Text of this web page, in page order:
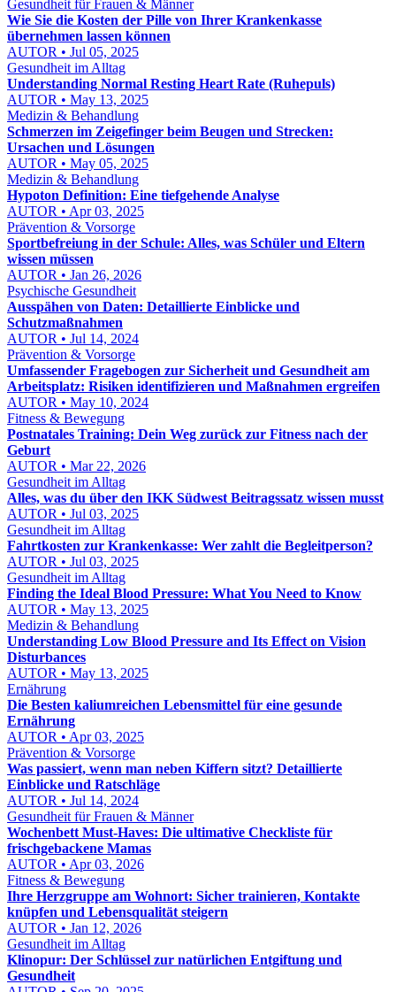
Gesundheit für Frauen & Männer
Wie Sie die Kosten der Pille von Ihrer Krankenkasse
übernehmen lassen können
AUTOR • Jul 05, 2025
Gesundheit im Alltag
Understanding Normal Resting Heart Rate (Ruhepuls)
AUTOR • May 13, 2025
Medizin & Behandlung
Schmerzen im Zeigefinger beim Beugen und Strecken:
Ursachen und Lösungen
AUTOR • May 05, 2025
Medizin & Behandlung
Hypoton Definition: Eine tiefgehende Analyse
AUTOR • Apr 03, 2025
Prävention & Vorsorge
Sportbefreiung in der Schule: Alles, was Schüler und Eltern
wissen müssen
AUTOR • Jan 26, 2026
Psychische Gesundheit
Ausspähen von Daten: Detaillierte Einblicke und
Schutzmaßnahmen
AUTOR • Jul 14, 2024
Prävention & Vorsorge
Umfassender Fragebogen zur Sicherheit und Gesundheit am
Arbeitsplatz: Risiken identifizieren und Maßnahmen ergreifen
AUTOR • May 10, 2024
Fitness & Bewegung
Postnatales Training: Dein Weg zurück zur Fitness nach der
Geburt
AUTOR • Mar 22, 2026
Gesundheit im Alltag
Alles, was du über den IKK Südwest Beitragssatz wissen musst
AUTOR • Jul 03, 2025
Gesundheit im Alltag
Fahrtkosten zur Krankenkasse: Wer zahlt die Begleitperson?
AUTOR • Jul 03, 2025
Gesundheit im Alltag
Finding the Ideal Blood Pressure: What You Need to Know
AUTOR • May 13, 2025
Medizin & Behandlung
Understanding Low Blood Pressure and Its Effect on Vision
Disturbances
AUTOR • May 13, 2025
Ernährung
Die Besten kaliumreichen Lebensmittel für eine gesunde
Ernährung
AUTOR • Apr 03, 2025
Prävention & Vorsorge
Was passiert, wenn man neben Kiffern sitzt? Detaillierte
Einblicke und Ratschläge
AUTOR • Jul 14, 2024
Gesundheit für Frauen & Männer
Wochenbett Must-Haves: Die ultimative Checkliste für
frischgebackene Mamas
AUTOR • Apr 03, 2026
Fitness & Bewegung
Ihre Herzgruppe am Wohnort: Sicher trainieren, Kontakte
knüpfen und Lebensqualität steigern
AUTOR • Jan 12, 2026
Gesundheit im Alltag
Klinopur: Der Schlüssel zur natürlichen Entgiftung und
Gesundheit